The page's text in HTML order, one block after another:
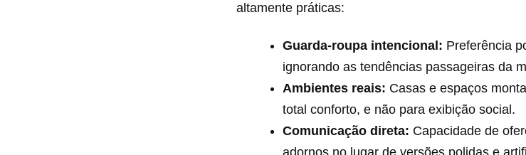
altamente práticas:
Guarda-roupa intencional: Preferência
ignorando as tendências passageiras da
Ambientes reais: Casas e espaços
total conforto, e não para exibição social.
Comunicação direta: Capacidade de
adornos no lugar de versões polidas e